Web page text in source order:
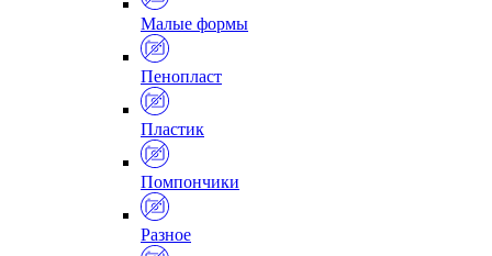
Малые формы
Пенопласт
Пластик
Помпончики
Разное